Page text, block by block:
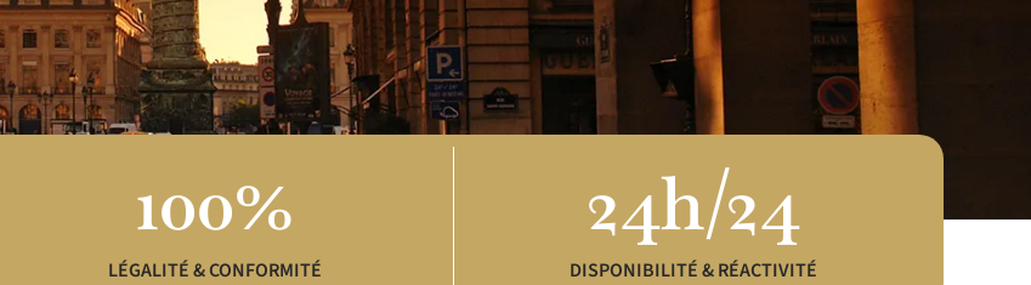
100%
LÉGALITÉ & CONFORMITÉ
24h/24
DISPONIBILITÉ & RÉACTIVITÉ